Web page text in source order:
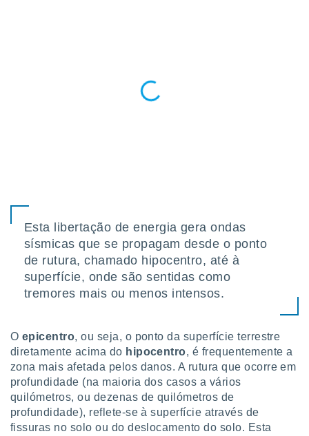
Esta libertação de energia gera ondas
sísmicas que se propagam desde o ponto
de rutura, chamado hipocentro, até à
superfície, onde são sentidas como
tremores mais ou menos intensos.
O epicentro, ou seja, o ponto da superfície terrestre
diretamente acima do hipocentro, é frequentemente a
zona mais afetada pelos danos. A rutura que ocorre em
profundidade (na maioria dos casos a vários
quilómetros, ou dezenas de quilómetros de
profundidade), reflete-se à superfície através de
fissuras no solo ou do deslocamento do solo. Esta